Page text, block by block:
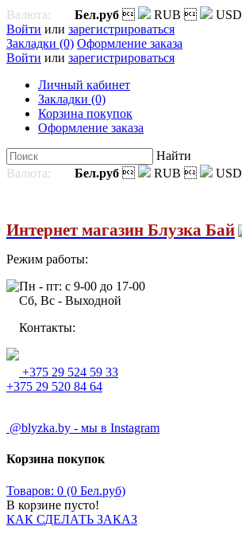
Валюта: Бел.руб  RUB  USD
Войти или зарегистрироваться
Закладки (0) Оформление заказа
Войти или зарегистрироваться
Личный кабинет
Закладки (0)
Корзина покупок
Оформление заказа
Найти
Валюта:
Бел.руб  RUB  USD
Интернет магазин Блузка Бай
Режим работы:
Пн - пт: с 9-00 до 17-00
Сб, Вс - Выходной
Контакты:
+375 29 524 59 33
+375 29 520 84 64
@blyzka.by - мы в Instagram
Корзина покупок
Товаров: 0 (0 Бел.руб)
В корзине пусто!
КАК СДЕЛАТЬ ЗАКАЗ